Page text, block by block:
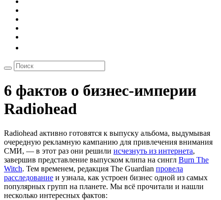
6 фактов о бизнес‑империи
Radiohead
Radiohead активно готовятся к выпуску альбома, выдумывая
очередную рекламную кампанию для привлечения внимания
СМИ, — в этот раз они решили исчезнуть из интернета,
завершив представление выпуском клипа на сингл Burn The
Witch. Тем временем, редакция The Guardian провела
расследование и узнала, как устроен бизнес одной из самых
популярных групп на планете. Мы всё прочитали и нашли
несколько интересных фактов: